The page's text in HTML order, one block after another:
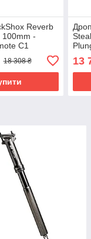
Reverb
100mm -
C1
18 308 ₴ 13